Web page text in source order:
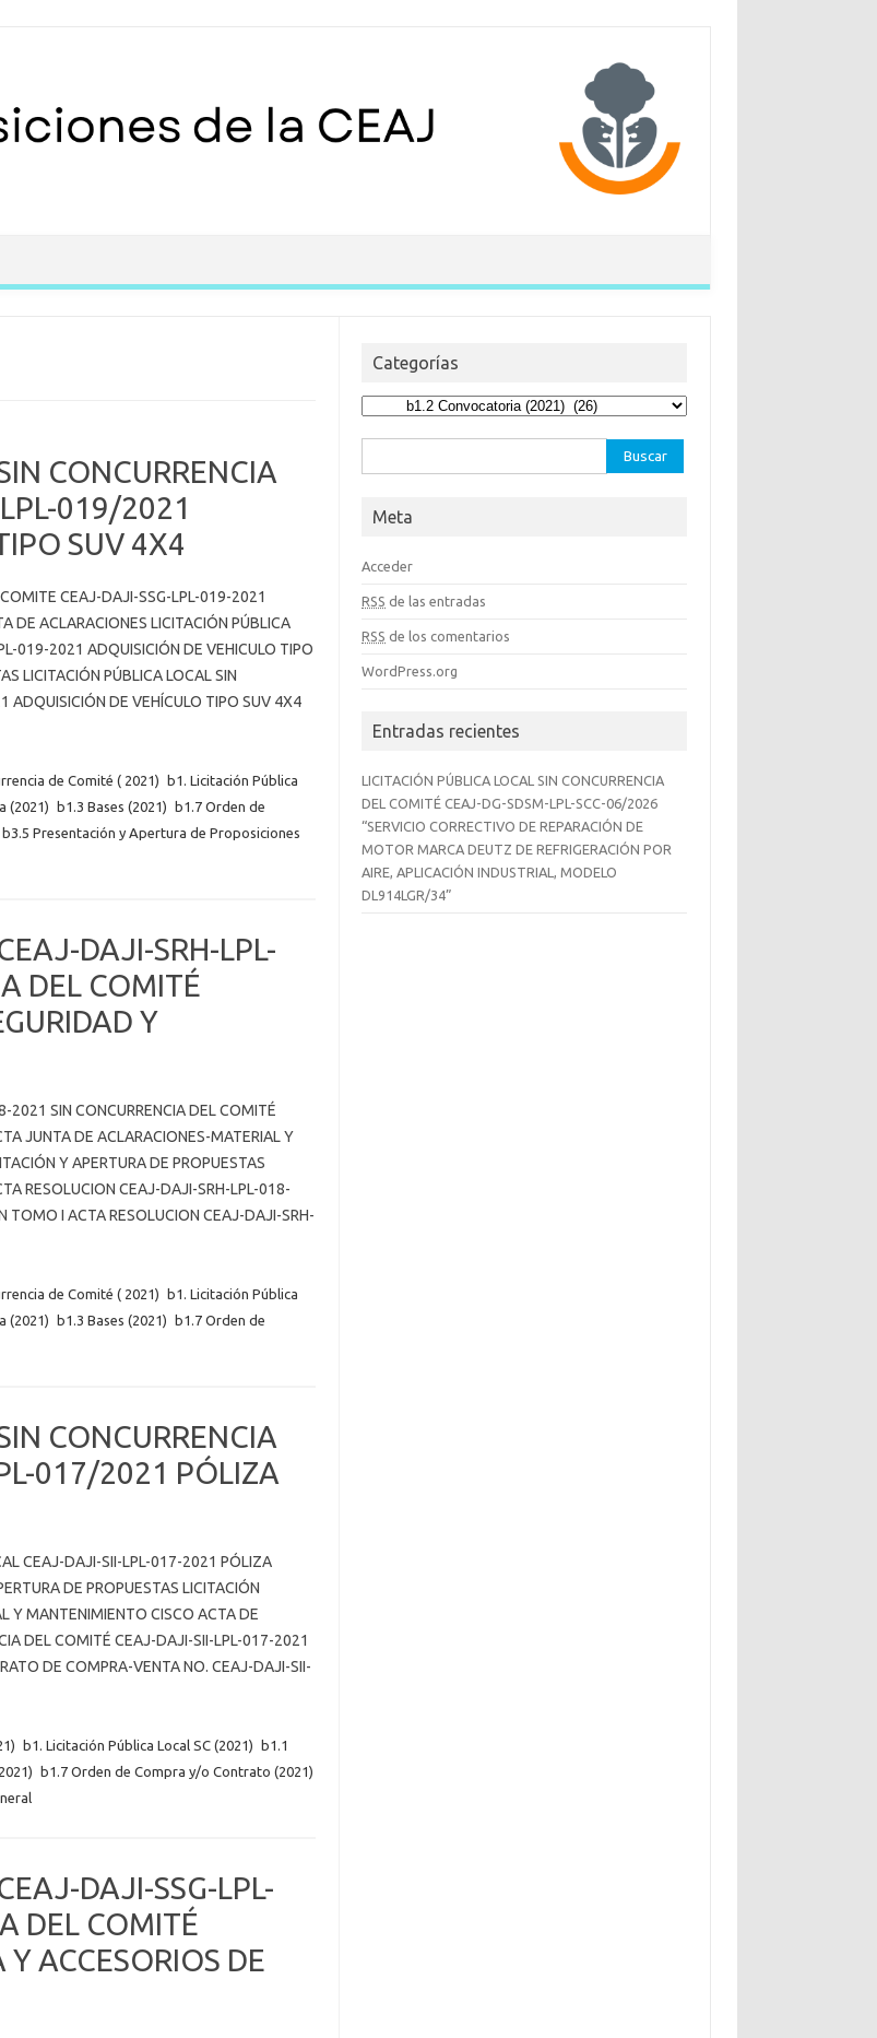
CONCURRENCIA
019/2021
SUV 4X4
CEAJ-DAJI-SSG-LPL-019-2021
DE ACLARACIONES LICITACIÓN PÚBLICA
019-2021 ADQUISICIÓN DE VEHICULO TIPO
LICITACIÓN PÚBLICA LOCAL SIN
ADQUISICIÓN DE VEHÍCULO TIPO SUV 4X4
de Comité ( 2021) b1. Licitación Pública
(2021) b1.3 Bases (2021) b1.7 Orden de
b3.5 Presentación y Apertura de Proposiciones
DAJI-SRH-LPL-
DEL COMITÉ
Y
2021 SIN CONCURRENCIA DEL COMITÉ
JUNTA DE ACLARACIONES-MATERIAL Y
Y APERTURA DE PROPUESTAS
RESOLUCION CEAJ-DAJI-SRH-LPL-018-
TOMO I ACTA RESOLUCION CEAJ-DAJI-SRH-
de Comité ( 2021) b1. Licitación Pública
(2021) b1.3 Bases (2021) b1.7 Orden de
CONCURRENCIA
017/2021 PÓLIZA
CEAJ-DAJI-SII-LPL-017-2021 PÓLIZA
DE PROPUESTAS LICITACIÓN
Y MANTENIMIENTO CISCO ACTA DE
DEL COMITÉ CEAJ-DAJI-SII-LPL-017-2021
DE COMPRA-VENTA NO. CEAJ-DAJI-SII-
b1. Licitación Pública Local SC (2021) b1.1
b1.7 Orden de Compra y/o Contrato (2021)
DAJI-SSG-LPL-
DEL COMITÉ
ACCESORIOS DE
Categorías
Categorías
Meta
Acceder
RSS de las entradas
RSS de los comentarios
WordPress.org
Entradas recientes
LICITACIÓN PÚBLICA LOCAL SIN CONCURRENCIA
DEL COMITÉ CEAJ-DG-SDSM-LPL-SCC-06/2026
“SERVICIO CORRECTIVO DE REPARACIÓN DE
MOTOR MARCA DEUTZ DE REFRIGERACIÓN POR
AIRE, APLICACIÓN INDUSTRIAL, MODELO
DL914LGR/34”